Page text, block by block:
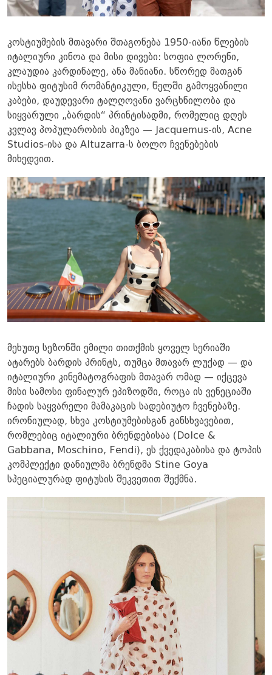
კოსტიუმების მთავარი შთაგონება 1950-იანი წლების
იტალიური კინოა და მისი დივები: სოფია ლორენი,
კლაუდია კარდინალე, ანა მანიანი. სწორედ მათგან
ისესხა ფიტუსიმ რომანტიკული, წელში გამოყვანილი
კაბები, დაუდევარი ტალღოვანი ვარცხნილობა და
სიყვარული „ბარდის“ პრინტისადმი, რომელიც დღეს
კვლავ პოპულარობის პიკზეა — Jacquemus-ის, Acne
Studios-ისა და Altuzarra-ს ბოლო ჩვენებების
მიხედვით.
მეხუთე სეზონში ემილი თითქმის ყოველ სერიაში
ატარებს ბარდის პრინტს, თუმცა მთავარ ლუქად — და
იტალიური კინემატოგრაფის მთავარ ომად — იქცევა
მისი სამოსი ფინალურ ეპიზოდში, როცა ის ვენეციაში
ჩადის საყვარელი მამაკაცის სადებიუტო ჩვენებაზე.
ირონიულად, სხვა კოსტიუმებისგან განსხვავებით,
რომლებიც იტალიური ბრენდებისაა (Dolce &
Gabbana, Moschino, Fendi), ეს ქვედაკაბისა და ტოპის
კომპლექტი დანიულმა ბრენდმა Stine Goya
სპეციალურად ფიტუსის შეკვეთით შექმნა.